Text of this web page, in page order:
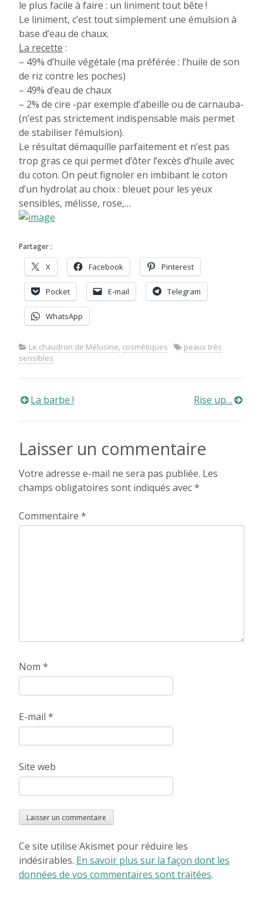
le plus facile à faire : un liniment tout bête !
Le liniment, c’est tout simplement une émulsion à
base d’eau de chaux.
La recette :
– 49% d’huile végétale (ma préférée : l’huile de son
de riz contre les poches)
– 49% d’eau de chaux
– 2% de cire -par exemple d’abeille ou de carnauba-
(n’est pas strictement indispensable mais permet
de stabiliser l’émulsion).
Le résultat démaquille parfaitement et n’est pas
trop gras ce qui permet d’ôter l’excès d’huile avec
du coton. On peut fignoler en imbibant le coton
d’un hydrolat au choix : bleuet pour les yeux
sensibles, mélisse, rose,…
Partager :
X Facebook Pinterest
Pocket E-mail Telegram
WhatsApp
Le chaudron de Mélusine, cosmétiques
peaux très
sensibles
Navigation
l’article
La barbe ! Rise up…
Laisser un commentaire
Votre adresse e-mail ne sera pas publiée. Les
champs obligatoires sont indiqués avec*
Commentaire *
Nom *
E-mail *
Site web
Ce site utilise Akismet pour réduire les
indésirables. En savoir plus sur la façon dont les
données de vos commentaires sont traitées.